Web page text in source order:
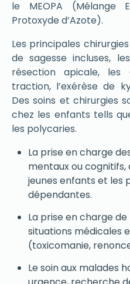
le MEOPA (Mélange
Protoxyde d’Azote).
Les principales
de sagesse incluses,
résection apicale, les
traction, l’exérèse de
Des soins et chirurgies
chez les enfants tells
les polycaries.
La prise en charge
mentaux ou cognitifs,
jeunes enfants et les
dépendantes.
La prise en charge
situations médicales
(toxicomanie,
Le soin aux malades